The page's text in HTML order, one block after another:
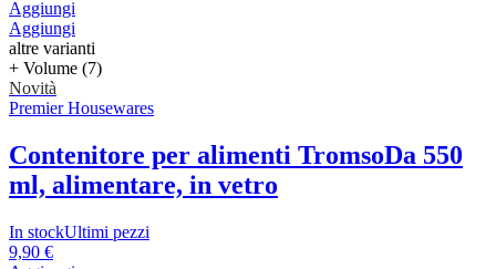
Aggiungi
Aggiungi
altre varianti
+ Volume (7)
Novità
Premier Housewares
Contenitore per alimenti TromsoDa 550
ml, alimentare, in vetro
In stockUltimi pezzi
9,90 €